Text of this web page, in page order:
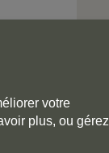
votre
plus, ou gérez